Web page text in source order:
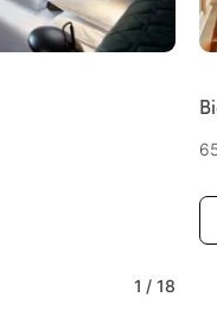
1 / 18